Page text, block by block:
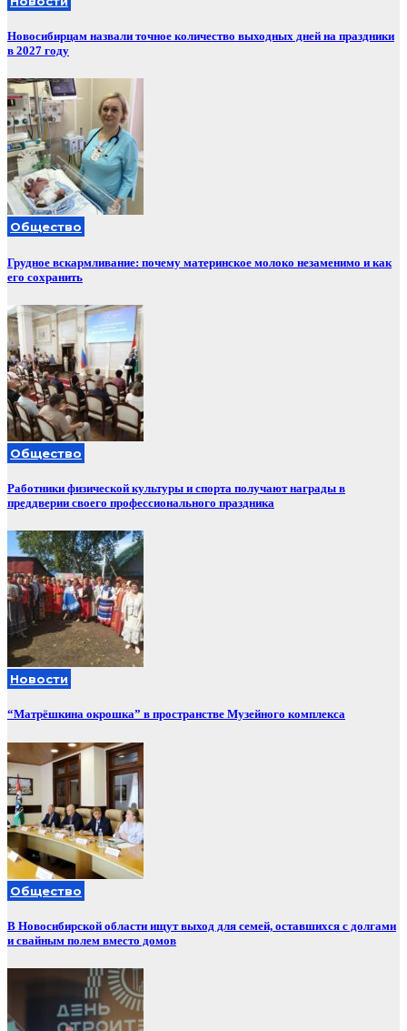
Новосибирцам назвали точное количество выходных дней на праздники
в 2027 году
Общество
Грудное вскармливание: почему материнское молоко незаменимо и как
его сохранить
Общество
Работники физической культуры и спорта получают награды в
преддверии своего профессионального праздника
Новости
“Матрёшкина окрошка” в пространстве Музейного комплекса
Общество
В Новосибирской области ищут выход для семей, оставшихся с долгами
и свайным полем вместо домов